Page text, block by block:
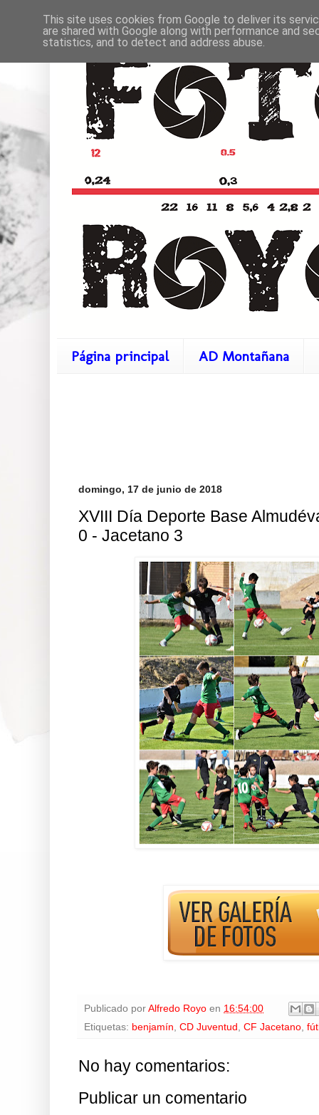
Página principal AD Montañana
domingo, 17 de junio de 2018
XVIII Día Deporte Base
0 - Jacetano 3
Publicado por Alfredo Royo en 16:54:00
Etiquetas: benjamín, CD Juventud , CF Jacetano,
No hay comentarios:
Publicar un comentario
This site uses cookies from Google to deliver its
are shared with Google along with performance and
statistics, and to detect and address abuse.